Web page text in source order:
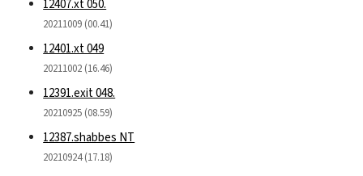
12407.xt 050.
20211009 (00.41)
12401.xt 049
20211002 (16.46)
12391.exit 048.
20210925 (08.59)
12387.shabbes NT
20210924 (17.18)